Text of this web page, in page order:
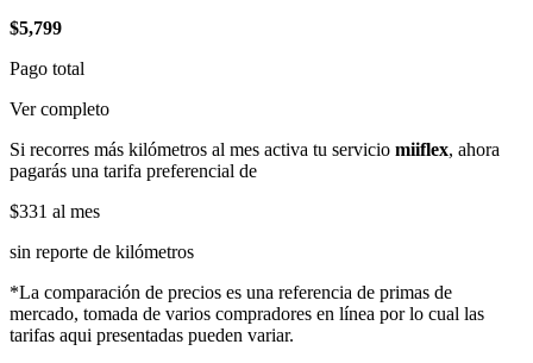
$5,799
Pago total
Ver completo
Si recorres más kilómetros al mes activa tu servicio miiflex, ahora
pagarás una tarifa preferencial de
$331 al mes
sin reporte de kilómetros
*La comparación de precios es una referencia de primas de
mercado, tomada de varios compradores en línea por lo cual las
tarifas aqui presentadas pueden variar.